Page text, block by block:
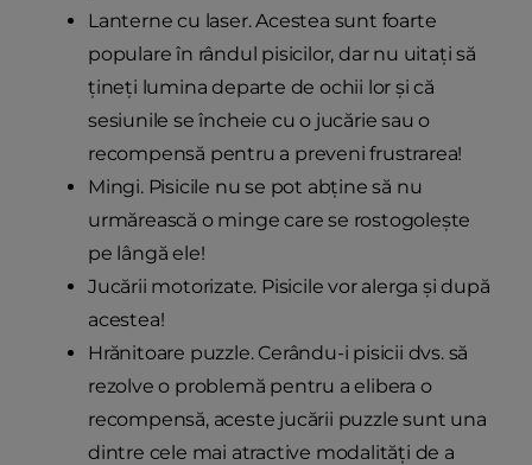
Lanterne cu laser. Acestea sunt foarte
populare în rândul pisicilor, dar nu uitați să
țineți lumina departe de ochii lor și că
sesiunile se încheie cu o jucărie sau o
recompensă pentru a preveni frustrarea!
Mingi. Pisicile nu se pot abține să nu
urmărească o minge care se rostogolește
pe lângă ele!
Jucării motorizate. Pisicile vor alerga și după
acestea!
Hrănitoare puzzle. Cerându-i pisicii dvs. să
rezolve o problemă pentru a elibera o
recompensă, aceste jucării puzzle sunt una
dintre cele mai atractive modalități de a